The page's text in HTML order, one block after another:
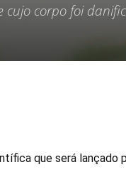
corpo foi
que será lançado